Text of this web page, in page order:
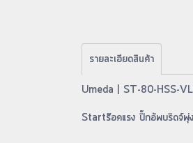
รายละเอียดสินค้า
Umeda | ST-80-HSS-
Startร๊อคแรง ปิ๊กอัพบริดจ์พุ่